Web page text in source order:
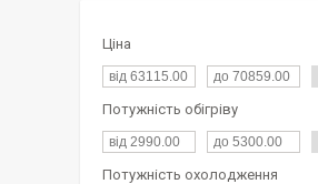
Ціна
Потужність обігріву
Потужність охолодження